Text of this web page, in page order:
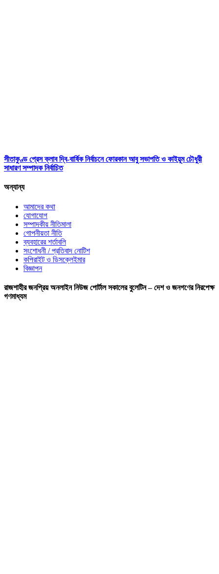
সীতাকুণ্ড প্রেস ক্লাব দ্বি-বার্ষিক নির্বাচনে ফোরকান আবু সভাপতি ও কাইয়ূম চৌধুরী
সাধারণ সম্পাদক নির্বাচিত
অন্যান্য
আমাদের কথা
যোগাযোগ
সম্পাদকীয় নীতিমালা
গোপনীয়তা নীতি
ব্যবহারের শর্তাবলি
সংশোধনী / প্রতিবাদ নোটিশ
কপিরাইট ও ডিসক্লেইমার
বিজ্ঞাপন
রাজশাহীর জনপ্রিয় অনলাইন নিউজ পোর্টাল সকালের বুলেটিন – দেশ ও জনগণের নিরপেক্ষ
গণমাধ্যম